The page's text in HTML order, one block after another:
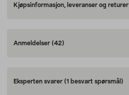
Kjøpsinformasjon, leveranser og returer
Anmeldelser (42)
Eksperten svarer (1 besvart spørsmål)